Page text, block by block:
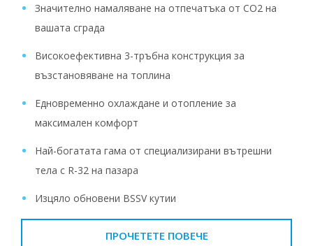
Значително намаляване на отпечатъка от CO2 на
вашата сграда
Високоефективна 3-тръбна конструкция за
възстановяване на топлина
Едновременно охлаждане и отопление за
максимален комфорт
Най-богатата гама от специализирани вътрешни
тела с R-32 на пазара
Изцяло обновени BSSV кутии
ПРОЧЕТЕТЕ ПОВЕЧЕ